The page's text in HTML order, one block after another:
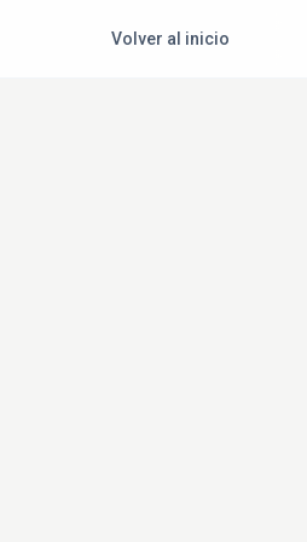
Volver al inicio